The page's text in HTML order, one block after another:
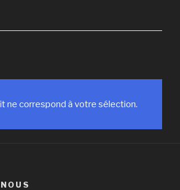
ne correspond à votre sélection.